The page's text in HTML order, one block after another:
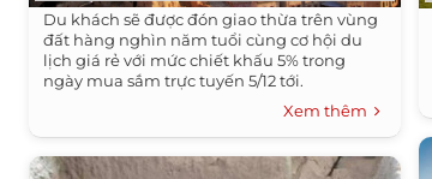
Du khách sẽ được đón giao thừa trên vùng
đất hàng nghìn năm tuổi cùng cơ hội du
lịch giá rẻ với mức chiết khấu 5% trong
ngày mua sắm trực tuyến 5/12 tới.
Xem thêm